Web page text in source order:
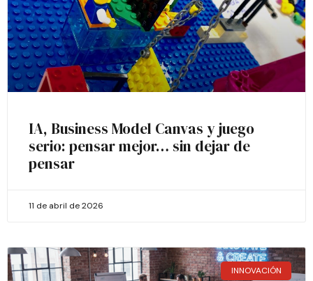
IA, Business Model Canvas y juego
serio: pensar mejor… sin dejar de
pensar
11 de abril de 2026
INNOVACIÓN